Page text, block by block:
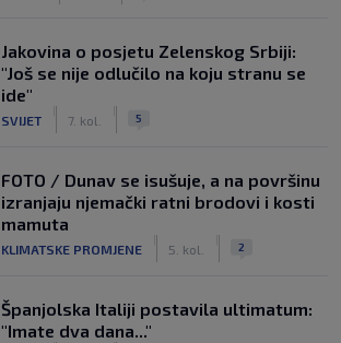
Jakovina o posjetu Zelenskog Srbiji:
"Još se nije odlučilo na koju stranu se
ide"
SVIJET 7. kol. 5
FOTO / Dunav se isušuje, a na površinu
izranjaju njemački ratni brodovi i kosti
mamuta
KLIMATSKE PROMJENE 5. kol. 2
Španjolska Italiji postavila ultimatum:
"Imate dva dana..."